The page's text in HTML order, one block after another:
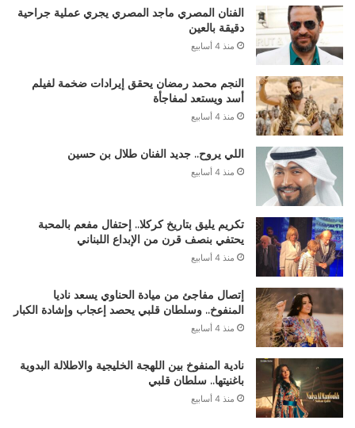
الفنان المصري ماجد المصري يجري عملية جراحية
دقيقة بالعين
منذ 4 أسابيع
النجم محمد رمضان يحقق إيرادات ضخمة لفيلم
أسد ويستعد لمفاجأة
منذ 4 أسابيع
اللي يروح.. جديد الفنان طلال بن حسين
منذ 4 أسابيع
تكريم يليق بتاريخ كركلا.. إحتفال مفعم بالمحبة
يحتفي بنصف قرن من الإبداع اللبناني
منذ 4 أسابيع
إتصال مفاجئ من ميادة الحناوي يسعد ناديا
المنفوخ.. وسلطان قلبي يحصد إعجاب وإشادة الكبار
منذ 4 أسابيع
نادية المنفوخ بين اللهجة الخليجية والاطلالة البدوية
باغنيتها.. سلطان قلبي
منذ 4 أسابيع